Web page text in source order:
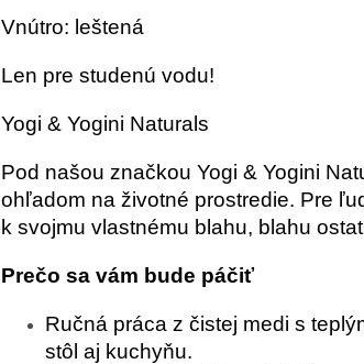
Vnútro: leštená
Len pre studenú vodu!
Yogi & Yogini Naturals
Pod našou značkou Yogi & Yogini
ohľadom na životné prostredie. Pre
k svojmu vlastnému blahu, blahu
Prečo sa vám bude páčiť
Ručná práca z čistej medi s
stôl aj kuchyňu.